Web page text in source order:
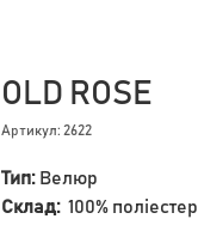
OLD ROSE
Артикул: 2622
Тип: Велюр
Склад: 100% поліестер